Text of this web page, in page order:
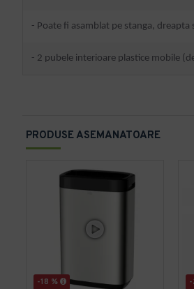
PRODUSE ASEMANATOARE
-18 % -
- Poate fi asamblat pe stanga, dreapta
- 2 pubele interioare plastice mobile